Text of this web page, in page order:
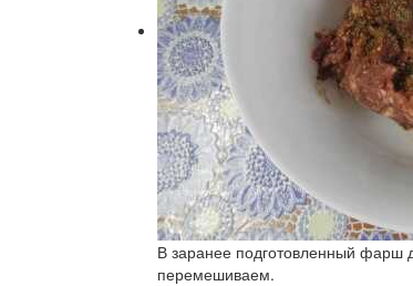
В заранее подготовленный фарш
перемешиваем.